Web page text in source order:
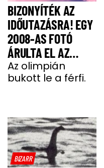
BIZONYÍTÉK AZ
IDŐUTAZÁSRA! EGY
2008-AS FOTÓ
ÁRULTA EL AZ
IGAZAT
Az olimpián
bukott le a férfi.
BIZARR